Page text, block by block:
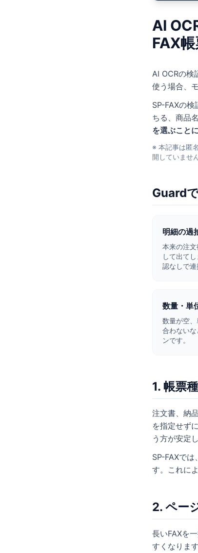
AI
FAX
AI OCRの検
使う場合、
SP-FAXの
ちる、商品
を選ぶこと
※ 本記事は匿
開していません
Guard
明細の過
本来の注
して出て
認なしで連
数量・単
数量が空
合わない
ンです。
1. 帳票
注文書、納
を指定せず
う方が安定
SP-FAXで
す。これに
2. ペー
長いFAXを
すくなりま